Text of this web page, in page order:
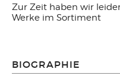
Zur Zeit haben wir
Werke im Sortiment
BIOGRAPHIE